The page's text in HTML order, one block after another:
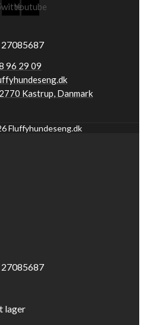
Youtube
27085687
96 29 09
Kastrup, Danmark
Fluffyhundeseng.dk
27085687
lager